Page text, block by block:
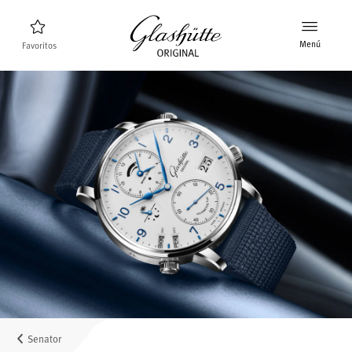
Favoritos Menú
Buscador de relojes Nuevos relojes
Colección
Descubra la colección
La marca Glashütte Original
Más información sobre la Manufactura
Concesionarios
Boutiques y concesionarios
MyAccount
Senator